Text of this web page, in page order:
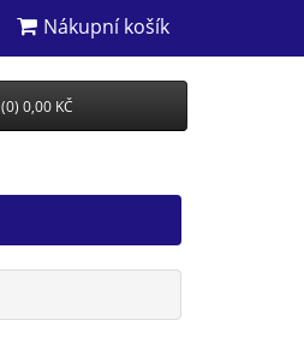
Nákupní košík
(0) 0,00 KČ